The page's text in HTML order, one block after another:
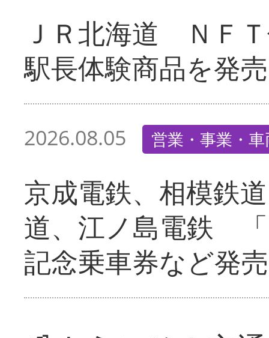
ＪＲ北海道 ＮＦ
駅長体験商品を発売
2026.08.05 営業・事業・
京成電鉄、相模鉄
道、江ノ島電鉄
記念乗車券など発売